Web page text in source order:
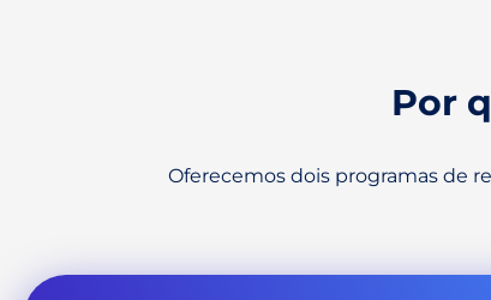
Por
Oferecemos dois programas de